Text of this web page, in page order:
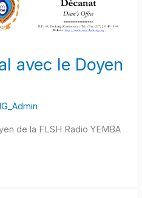
avec le Doyen
de la FLSH Radio YEMBA